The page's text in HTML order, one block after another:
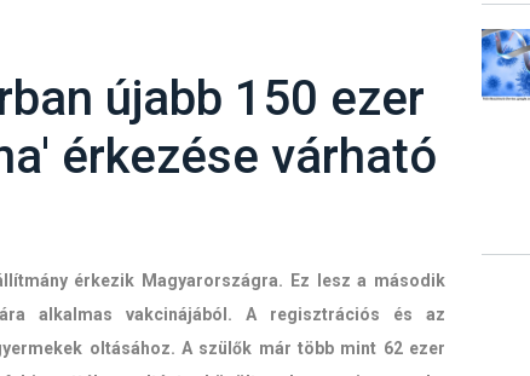
újabb 150 ezer
érkezése várható
érkezik Magyarországra. Ez lesz a második
alkalmas vakcinájából. A regisztrációs és az
oltásához. A szülők már több mint 62 ezer